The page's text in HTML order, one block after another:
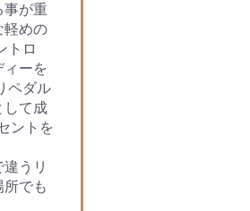
事が重
軽めの
トロ
ーを
ペダル
して成
ントを
うリ
でも